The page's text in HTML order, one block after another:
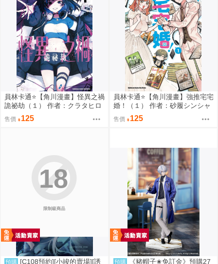
員林卡通⭐️【角川漫畫】怪異之禍
詭祕劫（１） 作者：クラタヒロ
ヤス (附尼采書套)
售價 125
員林卡通⭐️【角川漫畫】強推宅宅
婚！（１） 作者：砂履シンシャ
(附尼采書套)
售價 125
限制級商品
18
預購 [C108預約][小竣的賣場][誘 預購 《豬帽子✬免訂金》預購27